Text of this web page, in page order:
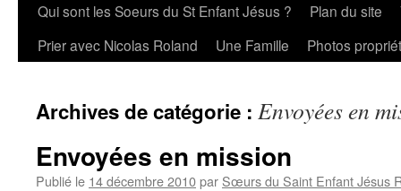
Aller
Qui sont les Soeurs du St Enfant Jésus ? Plan du site
Prier avec Nicolas Roland
Une Famille Photos
Archives de catégorie : Envoyées en
Envoyées en mission
Publié le 14 décembre 2010par Sœurs du Saint Enfant Jésus